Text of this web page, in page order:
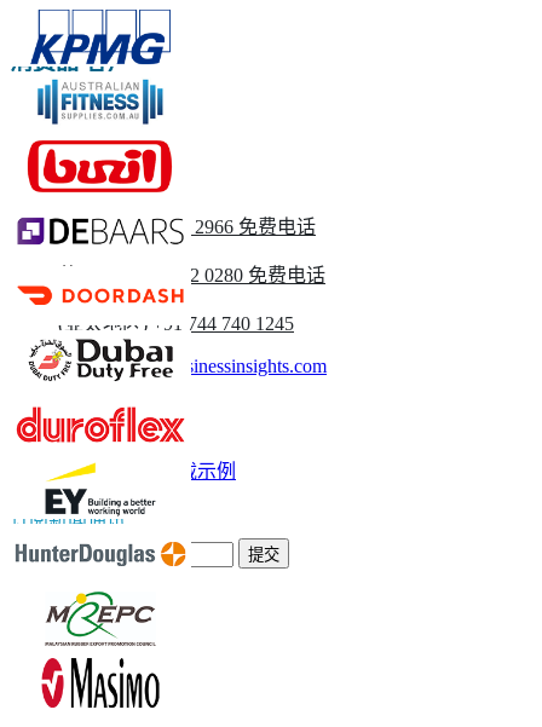
消费品 客户
请与我们联系
美国+1 833 909 2966 免费电话
+44 808 502 0280 免费电话
(亚太地区) +91 744 740 1245
sales@fortunebusinessinsights.com
称呼
电子邮件
下载示例
订阅新闻通讯
提交
信任在线